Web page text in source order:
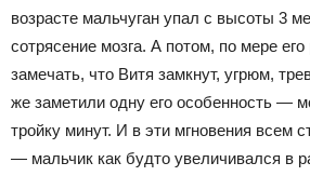
возрасте мальчуган упал с высоты 3
сотрясение мозга. А потом, по мере
замечать, что Витя замкнут, угрюм,
же заметили одну его особенность —
тройку минут. И в эти мгновения всем
— мальчик как будто увеличивался в